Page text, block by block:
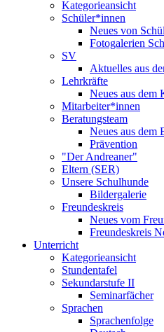
Kategorieansicht
Schüler*innen
Neues von
Fotogalerien
SV
Aktuelles aus
Lehrkräfte
Neues aus dem
Mitarbeiter*innen
Beratungsteam
Neues aus dem
Prävention
"Der Andreaner"
Eltern (SER)
Unsere Schulhunde
Bildergalerie
Freundeskreis
Neues vom
Freundeskreis
Unterricht
Kategorieansicht
Stundentafel
Sekundarstufe II
Seminarfächer
Sprachen
Sprachenfolge